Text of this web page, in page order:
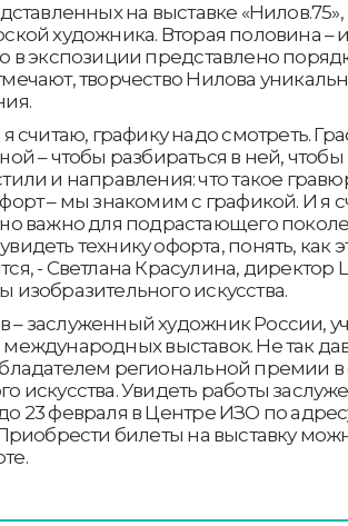
на выставке
художника. Вторая половина –
в экспозиции представлено
творчество Нилова
считаю, графику надо смотреть.
– чтобы разбираться в ней, чтобы
и направления: что такое
– мы знакомим с графикой. И я
важно для подрастающего
технику офорта, понять, как
- Светлана Красулина, директор
изобразительного искусства.
заслуженный художник России,
выставок. Не так
региональной премии в
искусства. Увидеть работы
23 февраля в Центре ИЗО по
билеты на выставку